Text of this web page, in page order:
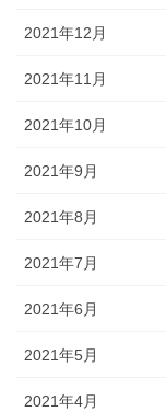
2021年12月
2021年11月
2021年10月
2021年9月
2021年8月
2021年7月
2021年6月
2021年5月
2021年4月